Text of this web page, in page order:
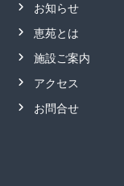
お知らせ
恵苑とは
施設ご案内
アクセス
お問合せ